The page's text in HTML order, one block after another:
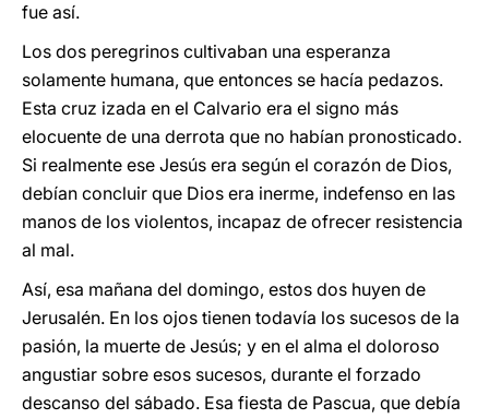
fue así.
Los dos peregrinos cultivaban una esperanza
solamente humana, que entonces se hacía pedazos.
Esta cruz izada en el Calvario era el signo más
elocuente de una derrota que no habían pronosticado.
Si realmente ese Jesús era según el corazón de Dios,
debían concluir que Dios era inerme, indefenso en las
manos de los violentos, incapaz de ofrecer resistencia
al mal.
Así, esa mañana del domingo, estos dos huyen de
Jerusalén. En los ojos tienen todavía los sucesos de la
pasión, la muerte de Jesús; y en el alma el doloroso
angustiar sobre esos sucesos, durante el forzado
descanso del sábado. Esa fiesta de Pascua, que debía